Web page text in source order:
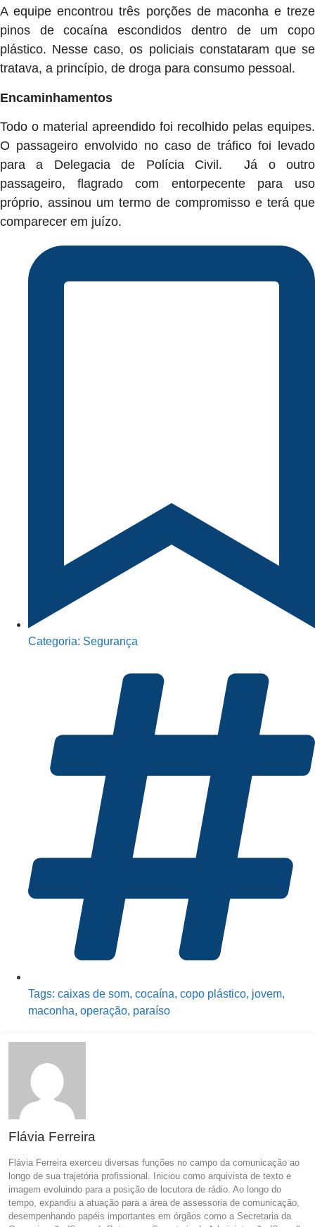
A equipe encontrou três porções de maconha e treze
pinos de cocaína escondidos dentro de um copo
plástico. Nesse caso, os policiais constataram que se
tratava, a princípio, de droga para consumo pessoal.
Encaminhamentos
Todo o material apreendido foi recolhido pelas equipes.
O passageiro envolvido no caso de tráfico foi levado
para a Delegacia de Polícia Civil. Já o outro
passageiro, flagrado com entorpecente para uso
próprio, assinou um termo de compromisso e terá que
comparecer em juízo.
Categoria: Segurança
Tags: caixas de som, cocaína, copo plástico, jovem,
maconha, operação, paraíso
Flávia Ferreira
Flávia Ferreira exerceu diversas funções no campo da comunicação ao
longo de sua trajetória profissional. Iniciou como arquivista de texto e
imagem evoluindo para a posição de locutora de rádio. Ao longo do
tempo, expandiu a atuação para a área de assessoria de comunicação,
desempenhando papéis importantes em órgãos como a Secretaria da